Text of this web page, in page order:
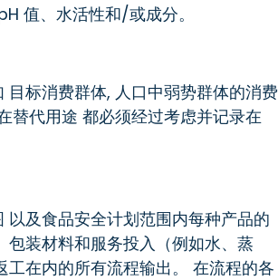
值、水活性和/或成分。
标消费群体, 人口中弱势群体的消费
替代用途 都必须经过考虑并记录在
及食品安全计划范围内每种产品的
装材料和服务投入（例如水、蒸
在内的所有流程输出。 在流程的各